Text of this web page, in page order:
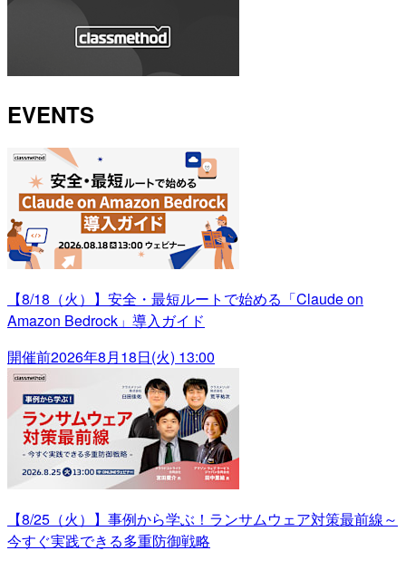
EVENTS
【8/18（火）】安全・最短ルートで始める「Claude on
Amazon Bedrock」導入ガイド
開催前2026年8月18日(火) 13:00
【8/25（火）】事例から学ぶ！ランサムウェア対策最前線～
今すぐ実践できる多重防御戦略